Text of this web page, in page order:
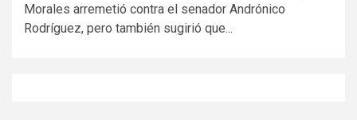
Morales arremetió contra el senador Andrónico
Rodríguez, pero también sugirió que...